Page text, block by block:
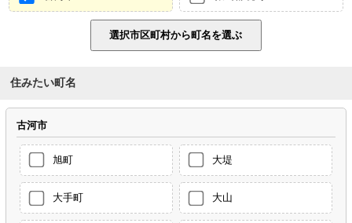
住みたい町名
古河市
旭町 大堤
大手町 大山